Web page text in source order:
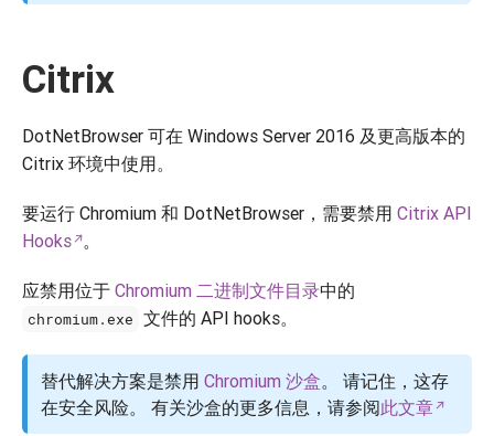
Citrix
DotNetBrowser 可在 Windows Server 2016 及更高版本的
Citrix 环境中使用。
要运行 Chromium 和 DotNetBrowser，需要禁用 Citrix API
Hooks 。
应禁用位于 Chromium 二进制文件目录中的
chromium.exe 文件的 API hooks。
替代解决方案是禁用 Chromium 沙盒。 请记住，这存
在安全风险。 有关沙盒的更多信息，请参阅此文章